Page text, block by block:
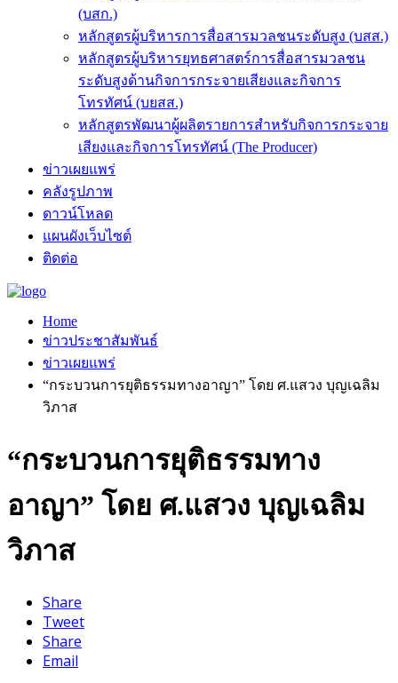
(บสก.)
หลักสูตรผู้บริหารการสื่อสารมวลชนระดับสูง (บสส.)
หลักสูตรผู้บริหารยุทธศาสตร์การสื่อสารมวลชน
ระดับสูงด้านกิจการกระจายเสียงและกิจการ
โทรทัศน์ (บยสส.)
หลักสูตรพัฒนาผู้ผลิตรายการสำหรับกิจการกระจาย
เสียงและกิจการโทรทัศน์ (The Producer)
ข่าวเผยแพร่
คลังรูปภาพ
ดาวน์โหลด
แผนผังเว็บไซต์
ติดต่อ
Home
ข่าวประชาสัมพันธ์
ข่าวเผยแพร่
“กระบวนการยุติธรรมทางอาญา” โดย ศ.แสวง บุญเฉลิม
วิภาส
“กระบวนการยุติธรรมทาง
อาญา” โดย ศ.แสวง บุญเฉลิม
วิภาส
Share
Tweet
Share
Email